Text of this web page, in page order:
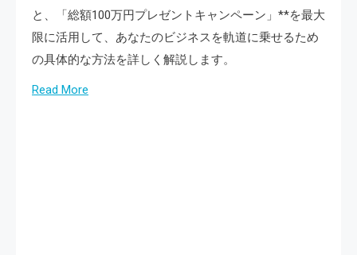
と、「総額100万円プレゼントキャンペーン」**を最大
限に活用して、あなたのビジネスを軌道に乗せるため
の具体的な方法を詳しく解説します。
Read More